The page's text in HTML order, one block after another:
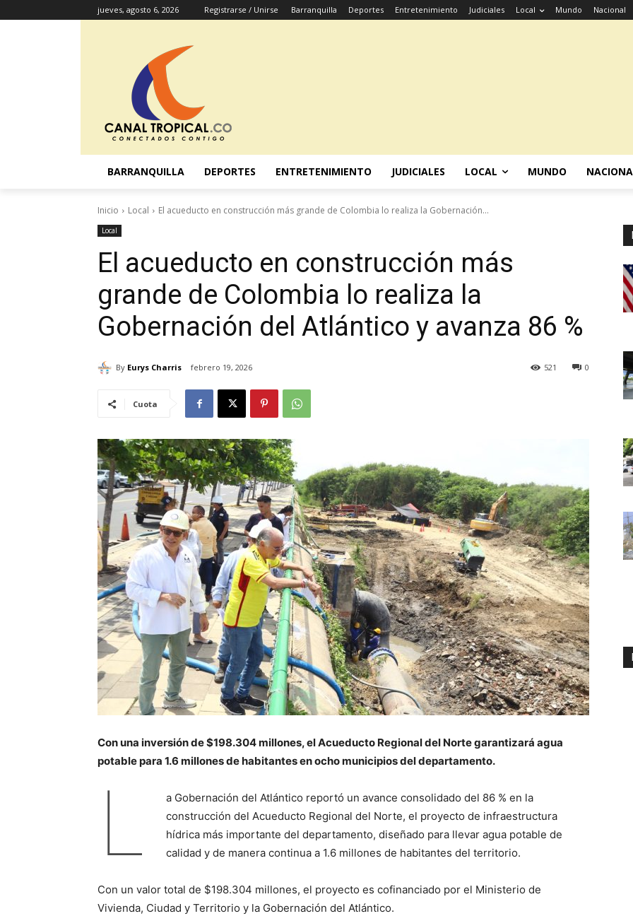
jueves, agosto 6, 2026 Registrarse / Unirse Barranquilla Deportes Entretenimiento Judiciales Local Mundo Nacional
BARRANQUILLA DEPORTES ENTRETENIMIENTO JUDICIALES LOCAL MUNDO
Inicio Local El acueducto en construcción más grande de Colombia lo realiza la Gobernación...
Local
El acueducto en construcción más
grande de Colombia lo realiza la
Gobernación del Atlántico y avanza 86 %
By Eurys Charris febrero 19, 2026 0
521
Cuota
Con una inversión de $198.304 millones, el Acueducto Regional del Norte garantizará agua
potable para 1.6 millones de habitantes en ocho municipios del departamento.
L
a Gobernación del Atlántico reportó un avance consolidado del 86 % en la
construcción del Acueducto Regional del Norte, el proyecto de infraestructura
hídrica más importante del departamento, diseñado para llevar agua potable de
calidad y de manera continua a 1.6 millones de habitantes del territorio.
Con un valor total de $198.304 millones, el proyecto es cofinanciado por el Ministerio de
Vivienda, Ciudad y Territorio y la Gobernación del Atlántico.